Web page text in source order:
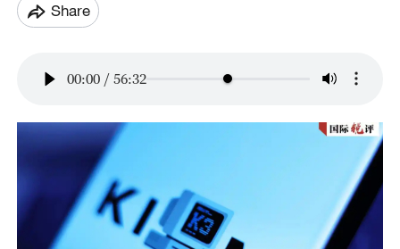
Share
00:00 / 56:32